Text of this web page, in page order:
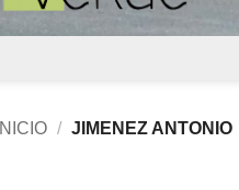
INICIO / JIMENEZ ANTONIO